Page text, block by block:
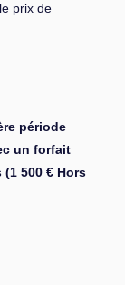
prix de
période
un forfait
(1 500 € Hors